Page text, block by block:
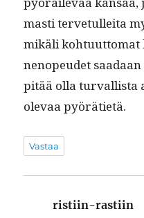
masti ter­ve­tullei­ta
mikäli
nenopeudet
pitää olla tur­val­lista
ole­vaa pyörätietä.
Vastaa
ristiin-rastiin